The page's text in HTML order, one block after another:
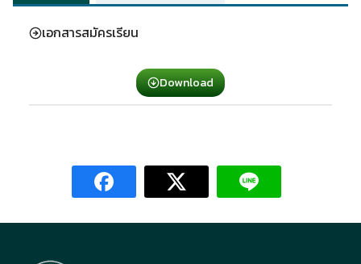
เอกสารสมัครเรียน
Download